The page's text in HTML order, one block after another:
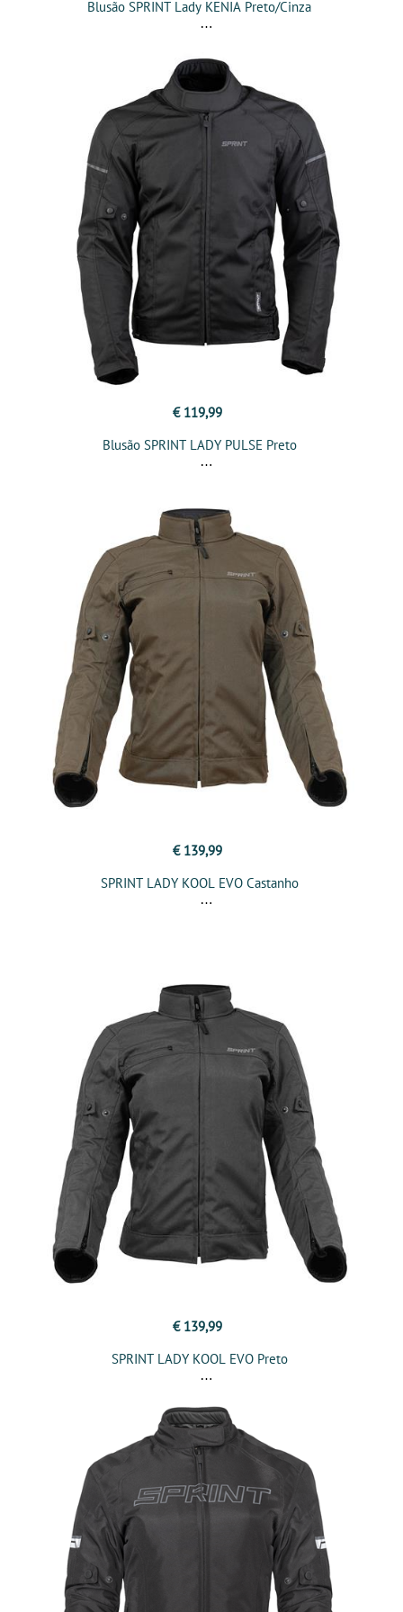
Blusão SPRINT Lady KENIA Preto/Cinza
€ 119,99
Blusão SPRINT LADY PULSE Preto
€ 139,99
SPRINT LADY KOOL EVO Castanho
€ 139,99
SPRINT LADY KOOL EVO Preto